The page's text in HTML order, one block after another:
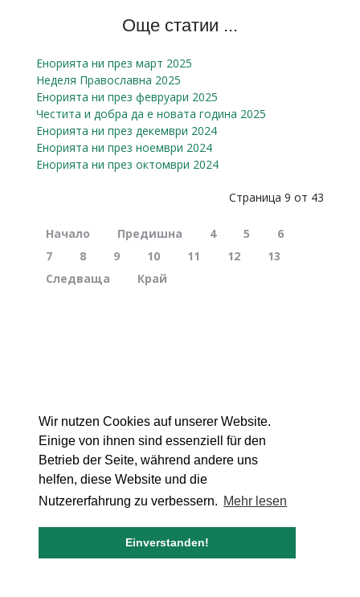
Wir nutzen Cookies auf unserer Website.
Einige von ihnen sind essenziell für den
Betrieb der Seite, während andere uns
helfen, diese Website und die
Nutzererfahrung zu verbessern. Mehr lesen
Einverstanden!
Още статии ...
Енорията ни през март 2025
Неделя Православна 2025
Енорията ни през февруари 2025
Честита и добра да е новата година 2025
Енорията ни през декември 2024
Енорията ни през ноември 2024
Енорията ни през октомври 2024
Страница 9 от 43
Начало Предишна 4 5
6
7
8 9 10 11 12
13
Следваща
Край